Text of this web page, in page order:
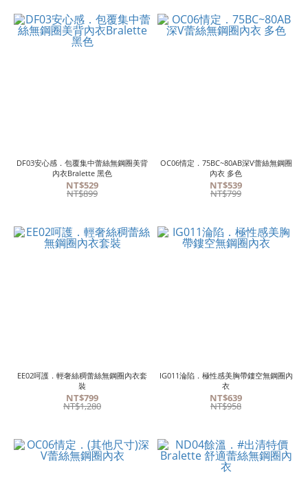
DF03安心感．包覆集中蕾絲無鋼圈美背
內衣Bralette 黑色
NT$529
NT$899
OC06情定．75BC~80AB深V蕾絲無鋼圈
內衣 多色
NT$539
NT$799
EE02呵護．輕奢絲稠蕾絲無鋼圈內衣套
裝
NT$799
NT$1,280
IG011淪陷．極性感美胸帶鏤空無鋼圈內
衣
NT$639
NT$958